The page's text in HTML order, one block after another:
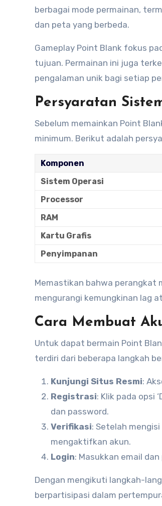
berbagai mode permainan,
dan peta yang berbeda.
Gameplay Point Blank fokus
tujuan. Permainan ini juga
pengalaman unik bagi setiap
Persyaratan
Sebelum memainkan Point
minimum. Berikut adalah
Komponen
Sistem Operasi
Processor
RAM
Kartu Grafis
Penyimpanan
Memastikan bahwa perangkat
mengurangi kemungkinan lag
Cara Membuat
Untuk dapat bermain Point
terdiri dari beberapa langkah
Kunjungi Situs Resmi:
Registrasi: Klik pada opsi
dan password.
Verifikasi: Setelah
mengaktifkan akun.
Login: Masukkan email
Dengan mengikuti langkah-
berpartisipasi dalam